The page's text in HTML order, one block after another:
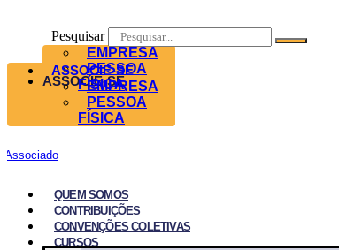
Pesquisar
ASSOCIE-SE
EMPRESA
PESSOA
FÍSICA
ASSOCIE-SE
EMPRESA
PESSOA
FÍSICA
Associado
QUEM SOMOS
CONTRIBUIÇÕES
CONVENÇÕES COLETIVAS
CURSOS